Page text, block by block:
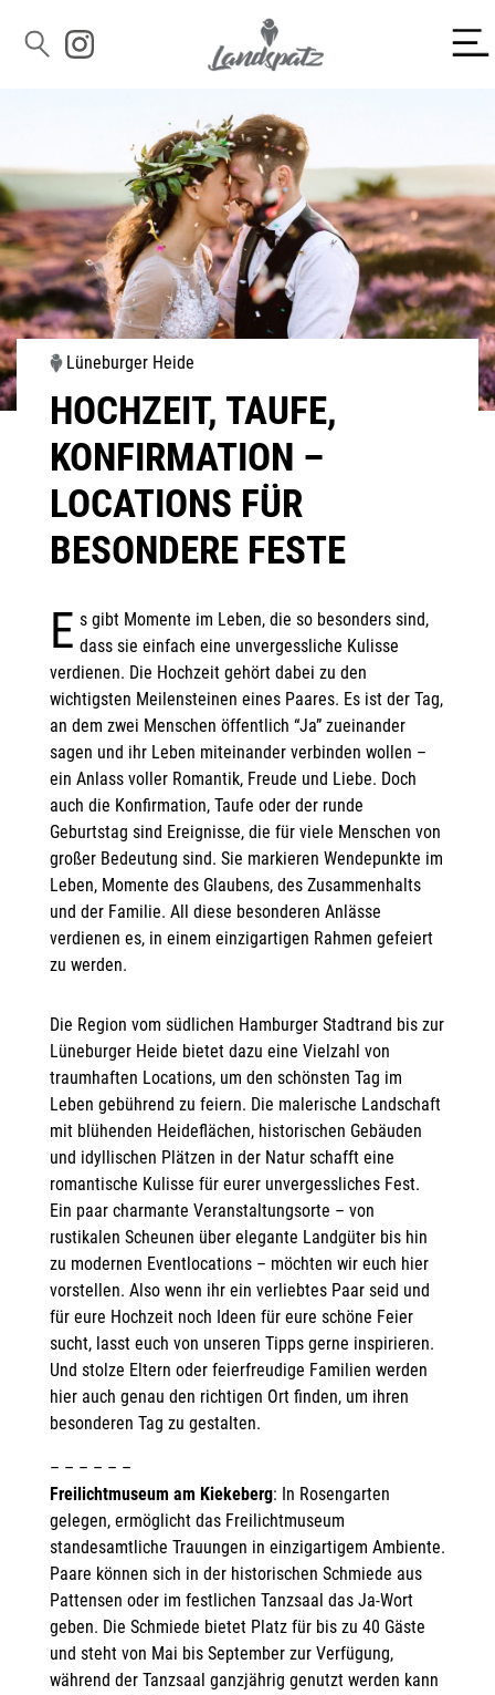
Lüneburger Heide
HOCHZEIT, TAUFE,
KONFIRMATION –
LOCATIONS FÜR
BESONDERE FESTE
E s gibt Momente im Leben, die so besonders sind,
dass sie einfach eine unvergessliche Kulisse
verdienen. Die Hochzeit gehört dabei zu den
wichtigsten Meilensteinen eines Paares. Es ist der Tag,
an dem zwei Menschen öffentlich “Ja” zueinander
sagen und ihr Leben miteinander verbinden wollen –
ein Anlass voller Romantik, Freude und Liebe. Doch
auch die Konfirmation, Taufe oder der runde
Geburtstag sind Ereignisse, die für viele Menschen von
großer Bedeutung sind. Sie markieren Wendepunkte im
Leben, Momente des Glaubens, des Zusammenhalts
und der Familie. All diese besonderen Anlässe
verdienen es, in einem einzigartigen Rahmen gefeiert
zu werden.
Die Region vom südlichen Hamburger Stadtrand bis zur
Lüneburger Heide bietet dazu eine Vielzahl von
traumhaften Locations, um den schönsten Tag im
Leben gebührend zu feiern. Die malerische Landschaft
mit blühenden Heideflächen, historischen Gebäuden
und idyllischen Plätzen in der Natur schafft eine
romantische Kulisse für eurer unvergessliches Fest.
Ein paar charmante Veranstaltungsorte – von
rustikalen Scheunen über elegante Landgüter bis hin
zu modernen Eventlocations – möchten wir euch hier
vorstellen. Also wenn ihr ein verliebtes Paar seid und
für eure Hochzeit noch Ideen für eure schöne Feier
sucht, lasst euch von unseren Tipps gerne inspirieren.
Und stolze Eltern oder feierfreudige Familien werden
hier auch genau den richtigen Ort finden, um ihren
besonderen Tag zu gestalten.
– – – – – –
Freilichtmuseum am Kiekeberg: In Rosengarten
gelegen, ermöglicht das Freilichtmuseum
standesamtliche Trauungen in einzigartigem Ambiente.
Paare können sich in der historischen Schmiede aus
Pattensen oder im festlichen Tanzsaal das Ja-Wort
geben. Die Schmiede bietet Platz für bis zu 40 Gäste
und steht von Mai bis September zur Verfügung,
während der Tanzsaal ganzjährig genutzt werden kann